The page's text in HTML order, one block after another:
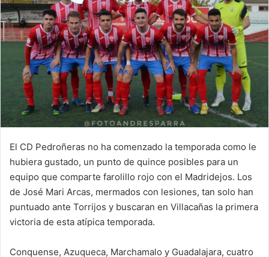
El CD Pedroñeras no ha comenzado la temporada como le
hubiera gustado, un punto de quince posibles para un
equipo que comparte farolillo rojo con el Madridejos. Los
de José Mari Arcas, mermados con lesiones, tan solo han
puntuado ante Torrijos y buscaran en Villacañas la primera
victoria de esta atípica temporada.
Conquense, Azuqueca, Marchamalo y Guadalajara, cuatro